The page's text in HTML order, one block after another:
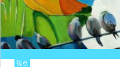
視点